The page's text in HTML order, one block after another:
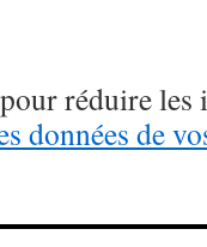
réduire les
données de